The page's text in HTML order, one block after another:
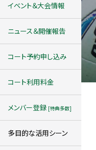
イベント＆大会情報
ニュース＆開催報告
コート予約申し込み
コート利用料金
メンバー登録 [特典多数]
多目的な活用シーン